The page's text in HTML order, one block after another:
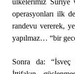
ülkelerimiz Suriye
operasyonları ilk
randevu vererek,
yapılmaz… “bir
Sonra da: